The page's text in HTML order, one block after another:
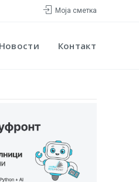
Моја сметка
Новости Контакт